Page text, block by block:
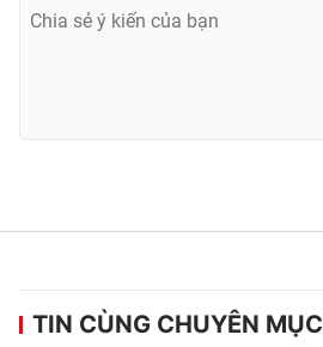
TIN CÙNG CHUYÊN MỤC